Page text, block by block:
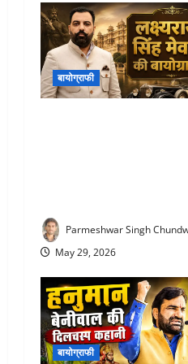
बायोग्राफी
Parmeshwar Singh
May 29, 2026
बायोग्राफी